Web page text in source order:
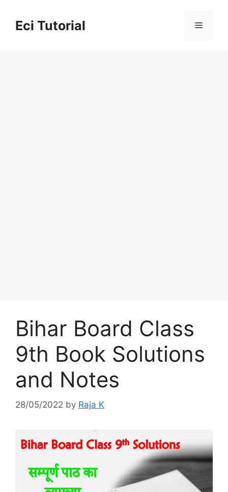
contentEci Tutorial Menu
Bihar Board Class
9th Book Solutions
and Notes
28/05/2022 by Raja K